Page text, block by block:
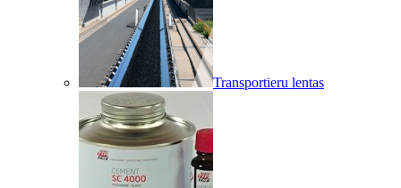
Transportieru lentas